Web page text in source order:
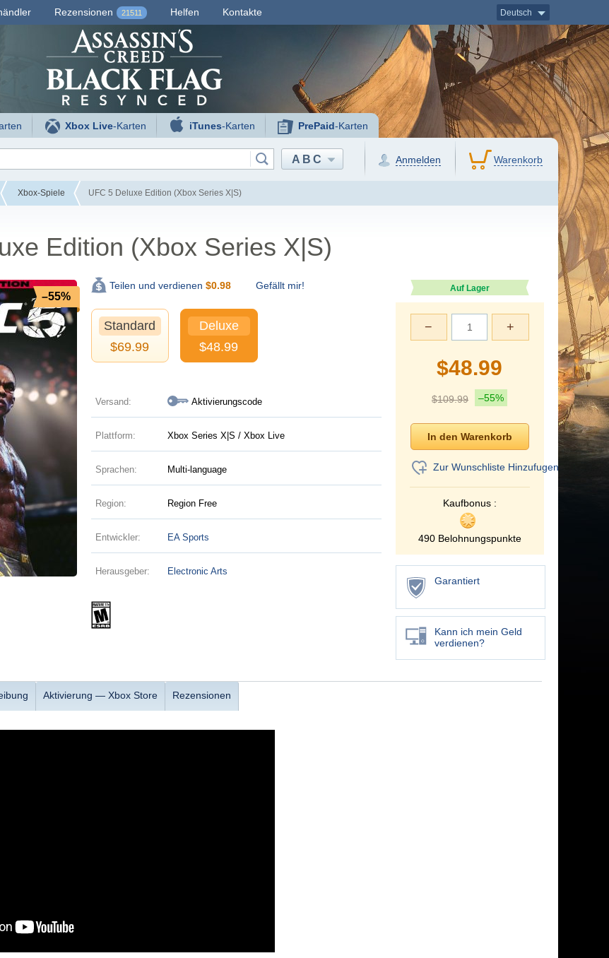
Rezensionen 21511 Helfen Kontakte Deutsch
Xbox Live-Karten iTunes-Karten PrePaid-Karten
ABC Anmelden Warenkorb
Xbox-Spiele UFC 5 Deluxe Edition (Xbox Series X|S)
Edition (Xbox Series X|S)
–55%
Gefällt mir!
Teilen und verdienen $0.98
Standard
$69.99
Deluxe
$48.99
Versand: Aktivierungscode
Plattform: Xbox Series X|S / Xbox Live
Sprachen: Multi-language
Region: Region Free
Entwickler: EA Sports
Herausgeber: Electronic Arts
Auf Lager
+
−
$48.99
$109.99 –55%
Zur Wunschliste Hinzufugen
Kaufbonus :
490 Belohnungspunkte
Garantiert
Kann ich mein Geld
verdienen?
Aktivierung — Хbox Store Rezensionen